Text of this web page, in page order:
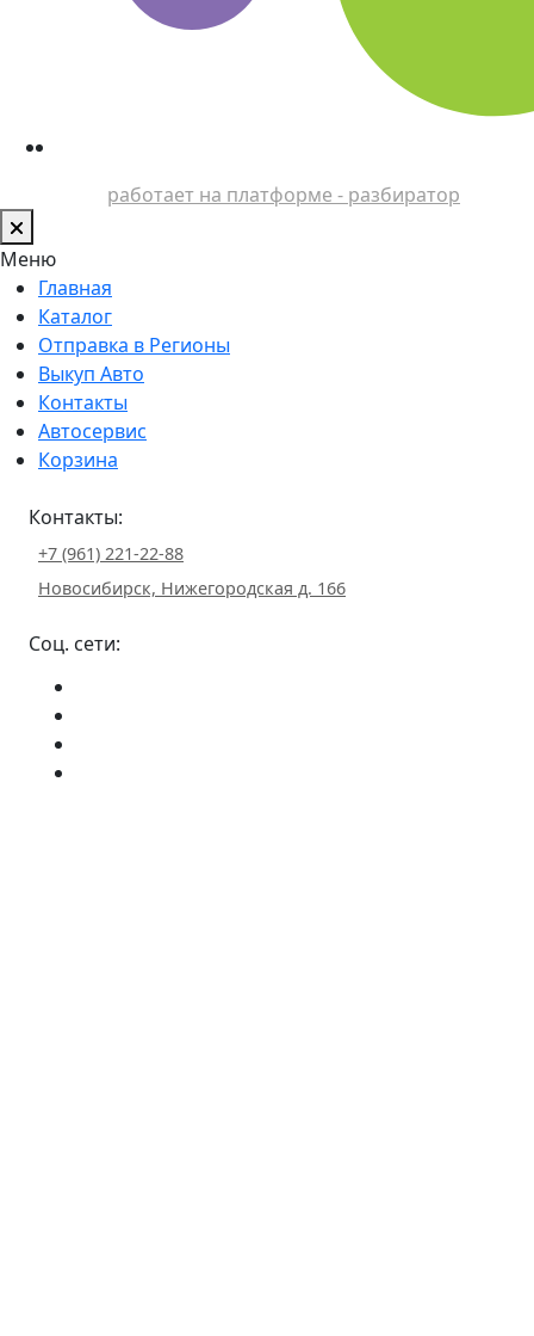
работает на платформе - разбиратор
Меню
Главная
Каталог
Отправка в Регионы
Выкуп Авто
Контакты
Автосервис
Корзина
Контакты:
+7 (961) 221-22-88
Новосибирск, Нижегородская д. 166
Соц. сети: